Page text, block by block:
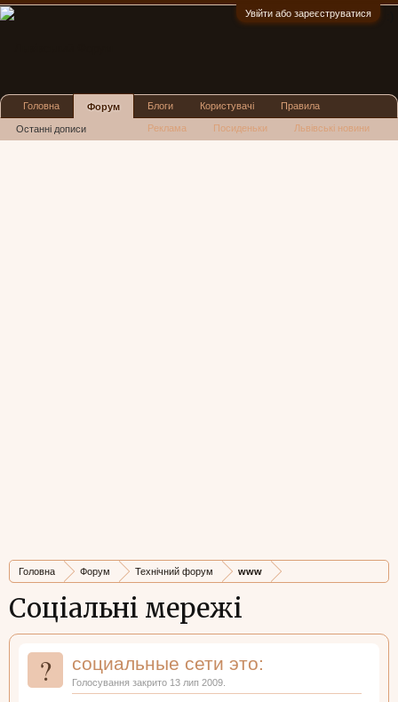
Увійти або зареєструватися
Головна Форум Технічний форум www
Соціальні мережі
? социальные сети это:
Голосування закрито 13 лип 2009.
Головна Форум
Останні дописи
Блоги Користувачі Правила
Реклама Посиденьки Львівські новини